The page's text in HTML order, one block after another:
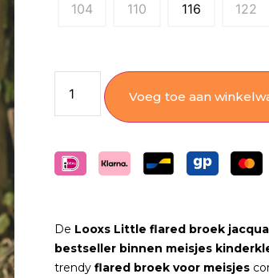
104 110 116 122
Voeg toe aan
De Looxs Little flared broek
bestseller binnen meisjes
trendy flared broek voor meisjes